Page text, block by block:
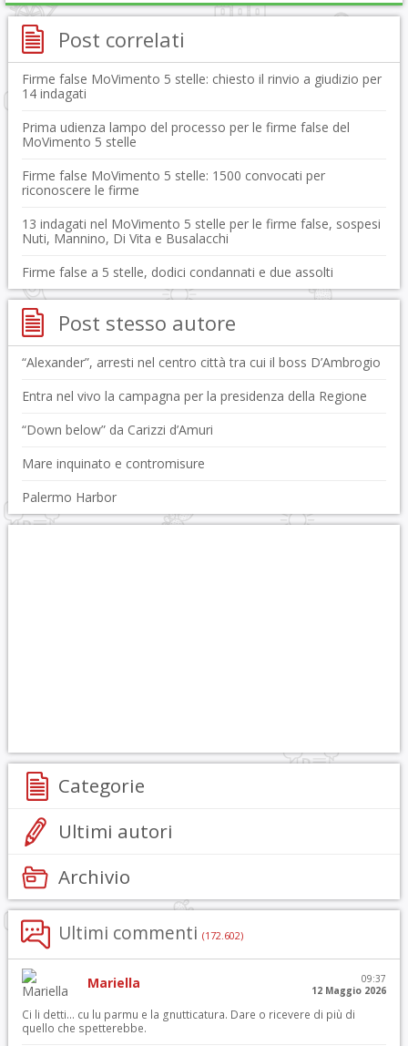
Post correlati
Firme false MoVimento 5 stelle: chiesto il rinvio a giudizio per
14 indagati
Prima udienza lampo del processo per le firme false del
MoVimento 5 stelle
Firme false MoVimento 5 stelle: 1500 convocati per
riconoscere le firme
13 indagati nel MoVimento 5 stelle per le firme false, sospesi
Nuti, Mannino, Di Vita e Busalacchi
Firme false a 5 stelle, dodici condannati e due assolti
Post stesso autore
“Alexander”, arresti nel centro città tra cui il boss D’Ambrogio
Entra nel vivo la campagna per la presidenza della Regione
“Down below” da Carizzi d’Amuri
Mare inquinato e contromisure
Palermo Harbor
Categorie
Ultimi autori
Archivio
Ultimi commenti (172.602)
Mariella
09:37
12 Maggio 2026
Ci li detti… cu lu parmu e la gnutticatura. Dare o ricevere di più di
quello che spetterebbe.